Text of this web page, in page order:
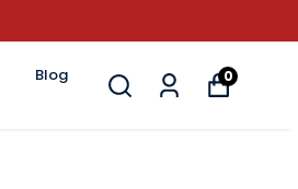
Blog 0